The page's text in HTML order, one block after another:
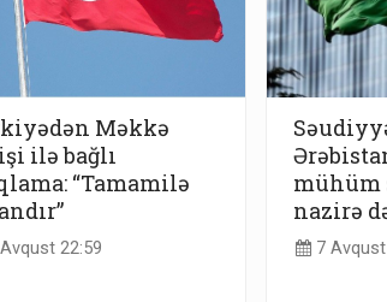
Məkkə
ilə bağlı
“Tamamilə
22:59
mühüm
nazirə
7